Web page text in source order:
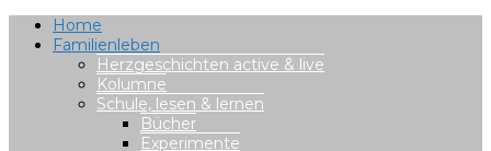
Home
Familienleben
Herzgeschichten active & live
Kolumne
Schule, lesen & lernen
Bücher
Experimente